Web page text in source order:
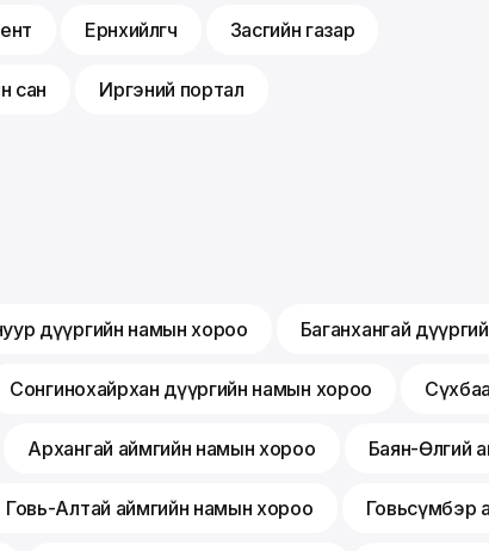
Ерөнхийлөгч Засгийн газар
сан Иргэний портал
дүүргийн намын хороо Баганхангай
Сонгинохайрхан дүүргийн намын хороо
Архангай аймгийн намын хороо Баян-Өлгий
Говь-Алтай аймгийн намын хороо Говьсүмбэр